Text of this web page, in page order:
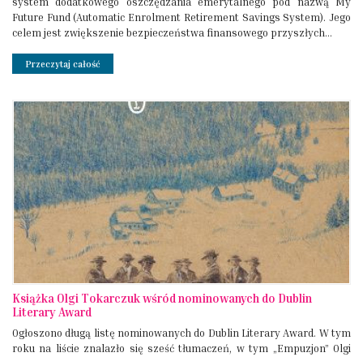
Future Fund (Automatic Enrolment Retirement Savings System). Jego
celem jest zwiększenie bezpieczeństwa finansowego przyszłych...
Przeczytaj całość
Książka Olgi Tokarczuk wśród nominowanych do Dublin
Literary Award
Ogłoszono długą listę nominowanych do Dublin Literary Award. W tym
roku na liście znalazło się sześć tłumaczeń, w tym „Empuzjon” Olgi